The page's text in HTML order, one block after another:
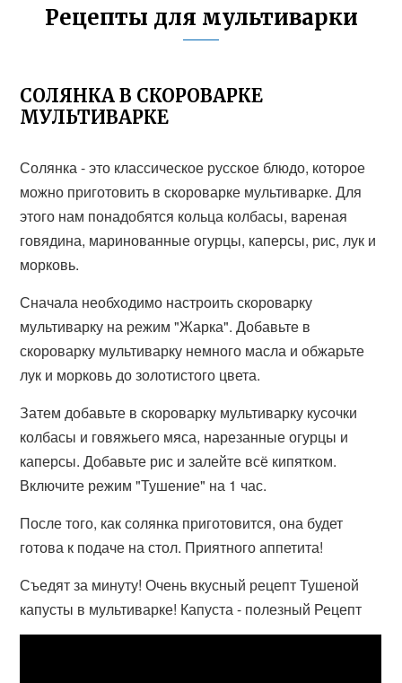
Рецепты для мультиварки
СОЛЯНКА В СКОРОВАРКЕ
МУЛЬТИВАРКЕ
Солянка - это классическое русское блюдо, которое
можно приготовить в скороварке мультиварке. Для
этого нам понадобятся кольца колбасы, вареная
говядина, маринованные огурцы, каперсы, рис, лук и
морковь.
Сначала необходимо настроить скороварку
мультиварку на режим "Жарка". Добавьте в
скороварку мультиварку немного масла и обжарьте
лук и морковь до золотистого цвета.
Затем добавьте в скороварку мультиварку кусочки
колбасы и говяжьего мяса, нарезанные огурцы и
каперсы. Добавьте рис и залейте всё кипятком.
Включите режим "Тушение" на 1 час.
После того, как солянка приготовится, она будет
готова к подаче на стол. Приятного аппетита!
Съедят за минуту! Очень вкусный рецепт Тушеной
капусты в мультиварке! Капуста - полезный Рецепт